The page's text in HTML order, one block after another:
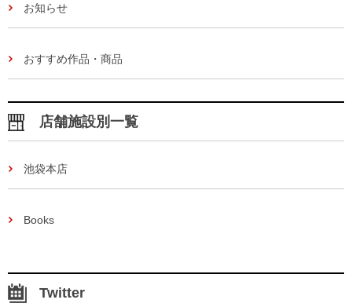
お知らせ
おすすめ作品・商品
店舗施設別一覧
池袋本店
Books
Twitter